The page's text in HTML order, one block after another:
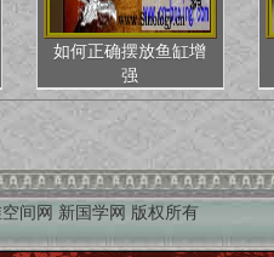
如何正确摆放鱼缸增
强
间网 新国学网 版权所有